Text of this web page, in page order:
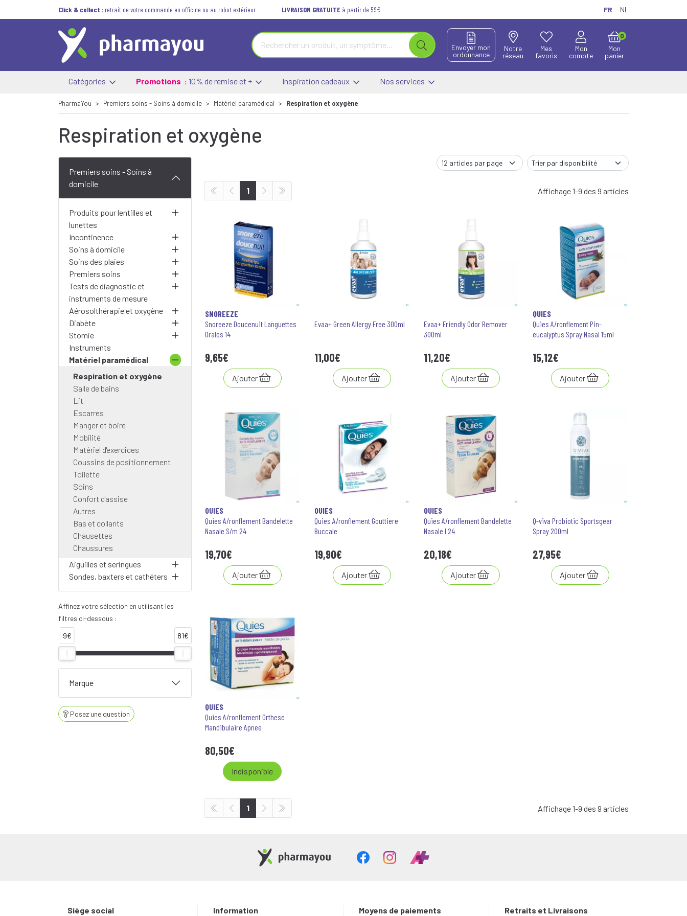
Click & collect : retrait de votre commande en officine ou au robot extérieur LIVRAISON GRATUITE à partir de 59€ FR NL
Notre
réseau
Envoyer mon
ordonnance
Mes
favoris
Mon
compte
Mon
panier
0
Catégories Promotions : 10% de remise et + Inspiration cadeaux Nos services
PharmaYou Premiers soins - Soins à domicile Matériel paramédical Respiration et oxygène
Respiration et oxygène
Affichage 1-9 des 9 articles
1
SNOREEZE
Snoreeze Doucenuit Languettes
Orales 14
9,65€
Ajouter
Evaa+ Green Allergy Free 300ml
11,00€
Ajouter
Evaa+ Friendly Odor Remover
300ml
11,20€
Ajouter
QUIES
Quies A/ronflement Pin-
eucalyptus Spray Nasal 15ml
15,12€
Ajouter
QUIES
Quies A/ronflement Bandelette
Nasale S/m 24
19,70€
Ajouter
QUIES
Quies A/ronflement Gouttiere
Buccale
19,90€
Ajouter
QUIES
Quies A/ronflement Bandelette
Nasale l 24
20,18€
Ajouter
Q-viva Probiotic Sportsgear
Spray 200ml
27,95€
Ajouter
QUIES
Quies A/ronflement Orthese
Mandibulaire Apnee
80,50€
Indisponible
Affichage 1-9 des 9 articles
1
Premiers soins - Soins à
domicile
Produits pour lentilles et
lunettes
Incontinence
Soins à domicile
Soins des plaies
Premiers soins
Tests de diagnostic et
instruments de mesure
Aérosolthérapie et oxygène
Diabète
Stomie
Instruments
Matériel paramédical
Respiration et oxygène
Salle de bains
Lit
Escarres
Manger et boire
Mobilité
Matériel d'exercices
Coussins de positionnement
Toilette
Soins
Confort d'assise
Autres
Bas et collants
Chausettes
Chaussures
Aiguilles et seringues
Sondes, baxters et cathéters
Affinez votre sélection en utilisant les
filtres ci-dessous :
9€
81€
Marque
Posez une question
Siège social Information Moyens de paiements Retraits et Livraisons